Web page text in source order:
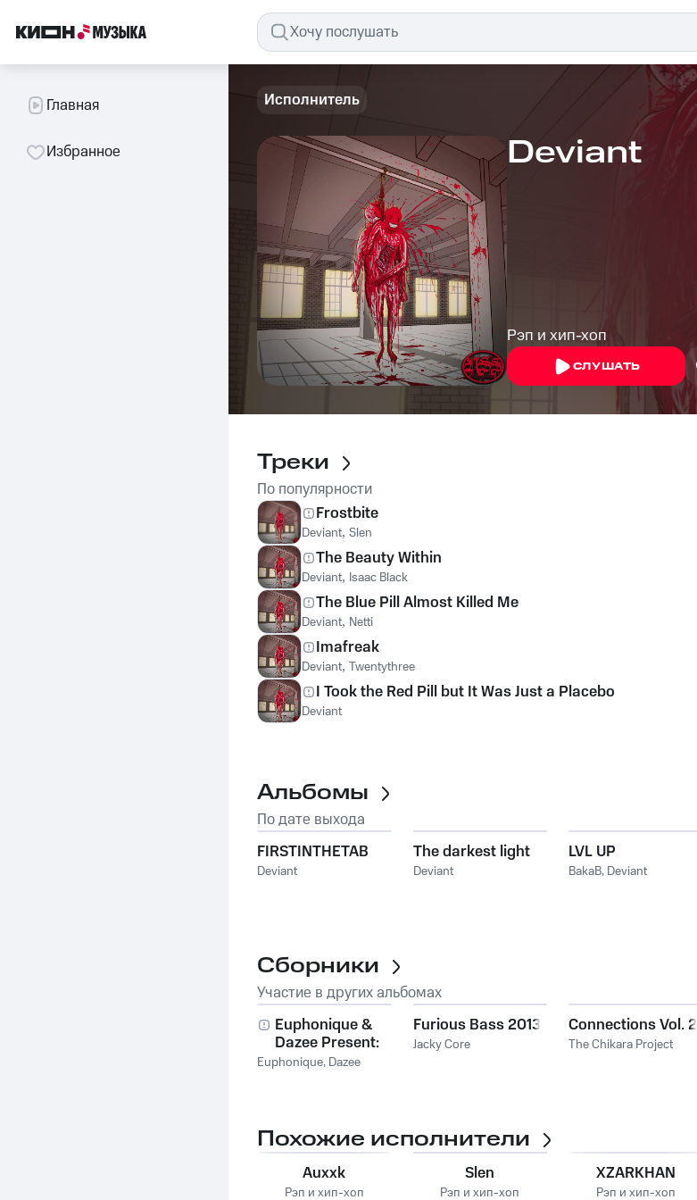
Главная
Избранное
Исполнитель
Deviant
Рэп и хип-хоп
СЛУШАТЬ
Треки
По популярности
Frostbite
Deviant, Slen
The Beauty Within
Deviant, Isaac Black
The Blue Pill Almost Killed Me
Deviant, Netti
Imafreak
Deviant, Twentythree
I Took the Red Pill but It Was Just a Placebo
Deviant
Альбомы
По дате выхода
FIRSTINTHETAB
Deviant
The darkest light
Deviant
LVL UP
BakaB, Deviant
Сборники
Участие в других альбомах
Euphonique &
Dazee Present:
Welcome To The
Euphonique, Dazee
Furious Bass 2013
Jacky Core
Connections Vol. 2
The Chikara Project
Похожие исполнители
Auxxk
Рэп и хип-хоп
Slen
Рэп и хип-хоп
XZARKHAN
Рэп и хип-хоп